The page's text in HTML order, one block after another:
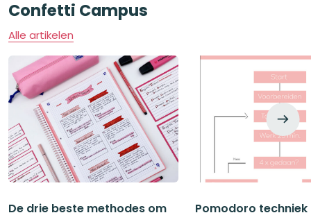
Confetti Campus
Alle artikelen
De drie beste methodes om
Pomodoro techniek